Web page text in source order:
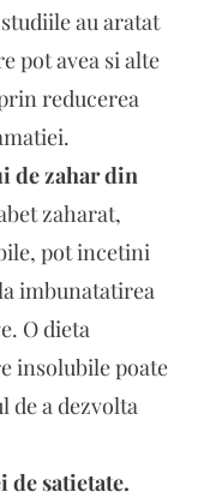
au aratat
pot avea si alte
reducerea
de zahar din
zaharat,
pot incetini
imbunatatirea
O dieta
insolubile poate
de a dezvolta
de satietate.